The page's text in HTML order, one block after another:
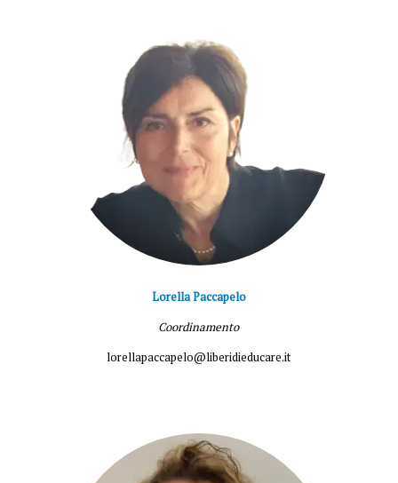
Lorella Paccapelo
Coordinamento
lorellapaccapelo@liberidieducare.it